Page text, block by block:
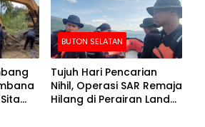
BUTON SELATAN
Tujuh Hari Pencarian
Nihil, Operasi SAR Remaja
Hilang di Perairan Lande